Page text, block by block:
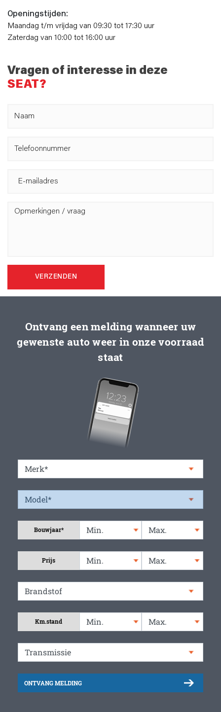
Openingstijden:
Maandag t/m vrijdag van 09:30 tot 17:30 uur
Zaterdag van 10:00 tot 16:00 uur
Vragen of interesse in deze
SEAT?
VERZENDEN
Ontvang een melding wanneer uw
gewenste auto weer in onze voorraad
staat
Bouwjaar*
Prijs
Km.stand
ONTVANG MELDING